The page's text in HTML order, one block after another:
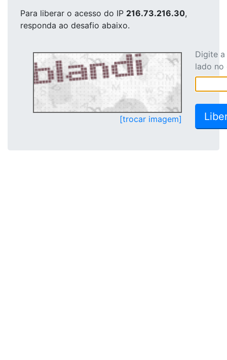
Para liberar o acesso do IP 216.73.216.30,
responda ao desafio abaixo.
[trocar imagem]
Digite
lado no